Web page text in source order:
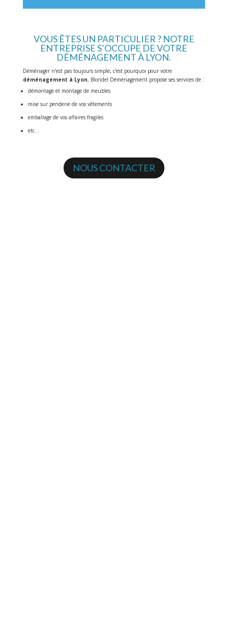
VOUS ÊTES UN PARTICULIER ? NOTRE
ENTREPRISE S’OCCUPE DE VOTRE
DÉMÉNAGEMENT À LYON.
Déménager n’est pas toujours simple, c’est pourquoi pour votre
déménagement à Lyon, Blondel Déménagement propose ses services de :
démontage et montage de meubles
mise sur penderie de vos vêtements
emballage de vos affaires fragiles
etc…
NOUS CONTACTER